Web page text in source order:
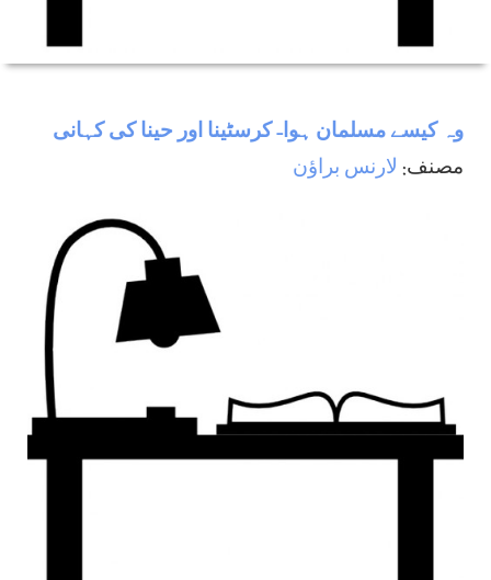
وہ كيسے مسلمان ہوا- كرسٹينا اور حينا كی كہانی
مصنف: لارنس براؤن